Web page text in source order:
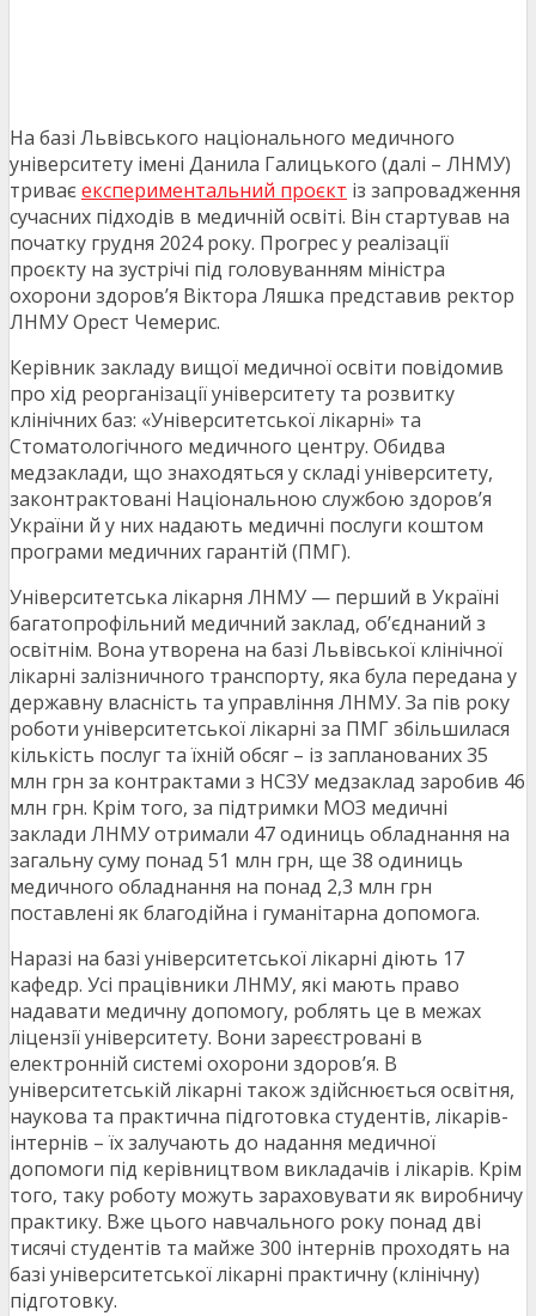
На базі Львівського національного медичного
університету імені Данила Галицького (далі – ЛНМУ)
триваєекспериментальний проєкт із запровадження
сучасних підходів в медичній освіті. Він стартував на
початку грудня 2024 року. Прогрес у реалізації
проєкту на зустрічі під головуванням міністра
охорони здоров’я Віктора Ляшка представив ректор
ЛНМУ Орест Чемерис.
Керівник закладу вищої медичної освіти повідомив
про хід реорганізації університету та розвитку
клінічних баз: «Університетської лікарні» та
Стоматологічного медичного центру. Обидва
медзаклади, що знаходяться у складі університету,
законтрактовані Національною службою здоров’я
України й у них надають медичні послуги коштом
програми медичних гарантій (ПМГ).
Університетська лікарня ЛНМУ — перший в Україні
багатопрофільний медичний заклад, об’єднаний з
освітнім. Вона утворена на базі Львівської клінічної
лікарні залізничного транспорту, яка була передана у
державну власність та управління ЛНМУ. За пів року
роботи університетської лікарні за ПМГ збільшилася
кількість послуг та їхній обсяг – із запланованих 35
млн грн за контрактами з НСЗУ медзаклад заробив 46
млн грн. Крім того, за підтримки МОЗ медичні
заклади ЛНМУ отримали 47 одиниць обладнання на
загальну суму понад 51 млн грн, ще 38 одиниць
медичного обладнання на понад 2,3 млн грн
поставлені як благодійна і гуманітарна допомога.
Наразі на базі університетської лікарні діють 17
кафедр. Усі працівники ЛНМУ, які мають право
надавати медичну допомогу, роблять це в межах
ліцензії університету. Вони зареєстровані в
електронній системі охорони здоров’я. В
університетській лікарні також здійснюється освітня,
наукова та практична підготовка студентів, лікарів-
інтернів – їх залучають до надання медичної
допомоги під керівництвом викладачів і лікарів. Крім
того, таку роботу можуть зараховувати як виробничу
практику. Вже цього навчального року понад дві
тисячі студентів та майже 300 інтернів проходять на
базі університетської лікарні практичну (клінічну)
підготовку.